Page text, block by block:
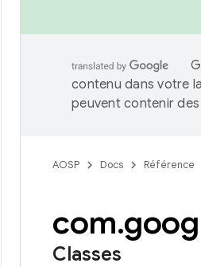
contenu dans votre
peuvent contenir
AOSP Docs Référence
com.
Classes